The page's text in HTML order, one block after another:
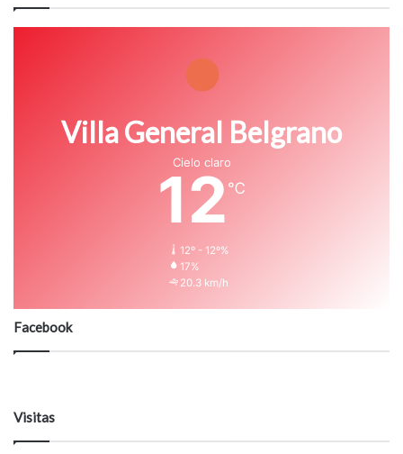
Villa General Belgrano
Cielo claro
12 ℃
12º - 12º%
17%
20.3 km/h
Facebook
Visitas